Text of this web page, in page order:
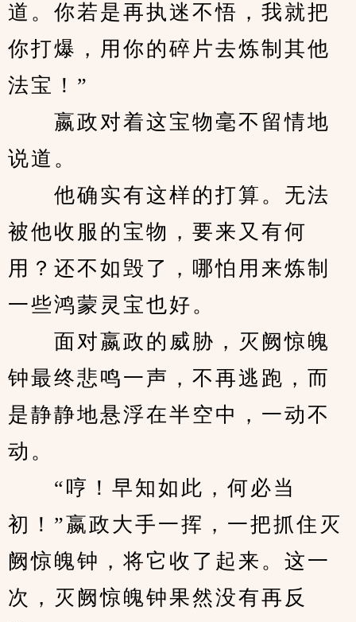
道。你若是再执迷不悟，我就把
你打爆，用你的碎片去炼制其他
法宝！”
嬴政对着这宝物毫不留情地
说道。
他确实有这样的打算。无法
被他收服的宝物，要来又有何
用？还不如毁了，哪怕用来炼制
一些鸿蒙灵宝也好。
面对嬴政的威胁，灭阙惊魄
钟最终悲鸣一声，不再逃跑，而
是静静地悬浮在半空中，一动不
动。
“哼！早知如此，何必当
初！”嬴政大手一挥，一把抓住灭
阙惊魄钟，将它收了起来。这一
次，灭阙惊魄钟果然没有再反